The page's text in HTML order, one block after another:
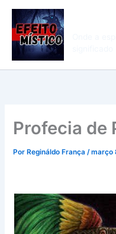
para
conteúdo
Profecia de
Por Regináldo França/março